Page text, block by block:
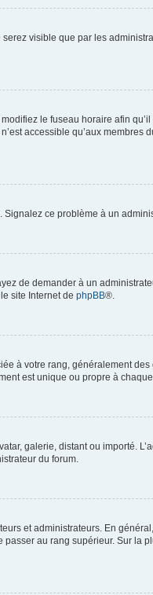
serez visible que par les
le fuseau horaire afin
accessible qu’aux membres
Signalez ce problème à un
de demander à un
site Internet de phpBB®.
à votre rang, généralement
est unique ou propre à
galerie, distant ou importé.
du forum.
et administrateurs. En
passer au rang supérieur. Sur la